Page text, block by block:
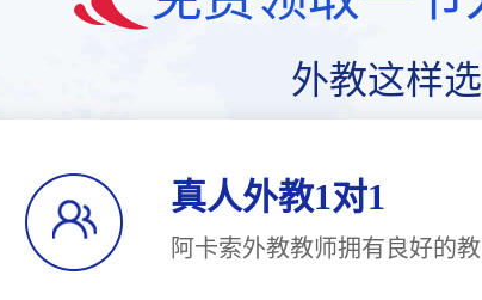
外教这样选
真人外教1对1
阿卡索外教教师拥有良好